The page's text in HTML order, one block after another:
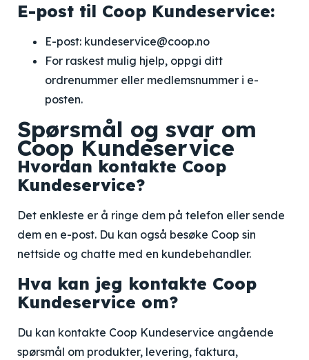
E-post til Coop Kundeservice:
E-post: kundeservice@coop.no
For raskest mulig hjelp, oppgi ditt
ordrenummer eller medlemsnummer i e-
posten.
Spørsmål og svar om
Coop Kundeservice
Hvordan kontakte Coop
Kundeservice?
Det enkleste er å ringe dem på telefon eller sende
dem en e-post. Du kan også besøke Coop sin
nettside og chatte med en kundebehandler.
Hva kan jeg kontakte Coop
Kundeservice om?
Du kan kontakte Coop Kundeservice angående
spørsmål om produkter, levering, faktura,